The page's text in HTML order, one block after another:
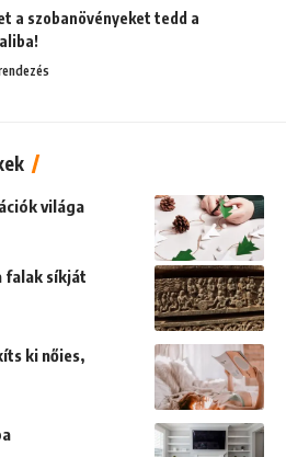
a szobanövényeket tedd a
világa
falak síkját
ki nőies,